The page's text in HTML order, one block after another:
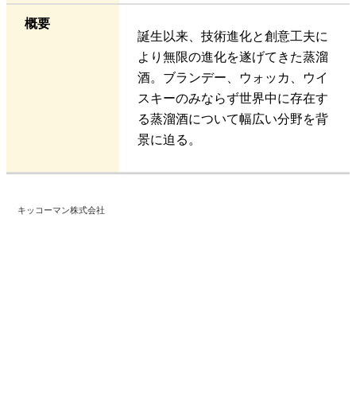
概要
誕生以来、技術進化と創意工夫に
より無限の進化を遂げてきた蒸溜
酒。ブランデー、ウォッカ、ウイ
スキーのみならず世界中に存在す
る蒸溜酒について幅広い分野を背
景に迫る。
キッコーマン株式会社